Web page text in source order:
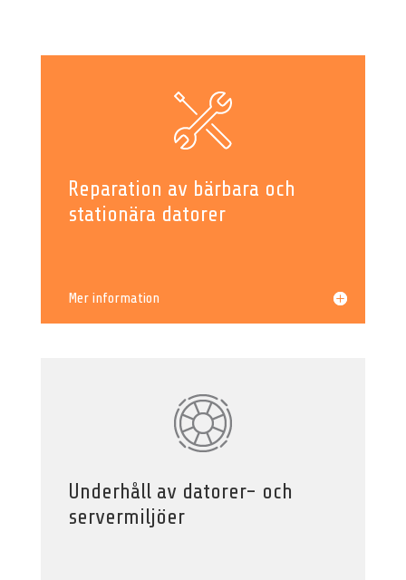
Reparation av bärbara och
stationära datorer
Mer information
Underhåll av datorer- och
servermiljöer